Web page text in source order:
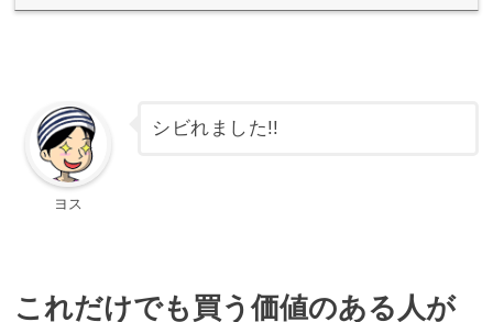
ヨス
シビれました!!
これだけでも買う価値のある人が